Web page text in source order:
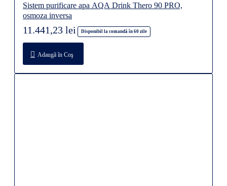
Sistem purificare apa AQA Drink Thero 90 PRO,
osmoza inversa
Disponibil la comandă în 60 zile
11.441,23 lei
Adaugă în Coş